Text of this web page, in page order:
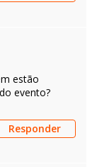
estão
evento?
Responder